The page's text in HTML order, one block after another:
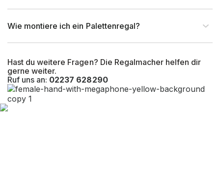
Hast du weitere Fragen? Die Regalmacher helfen dir
gerne weiter.
Ruf uns an: 02237 628290
Wie montiere ich ein Palettenregal?